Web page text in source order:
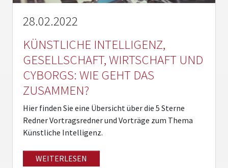
28.02.2022
KÜNSTLICHE INTELLIGENZ,
GESELLSCHAFT, WIRTSCHAFT UND
CYBORGS: WIE GEHT DAS
ZUSAMMEN?
Hier finden Sie eine Übersicht über die 5 Sterne
Redner Vortragsredner und Vorträge zum Thema
Künstliche Intelligenz.
WEITERLESEN